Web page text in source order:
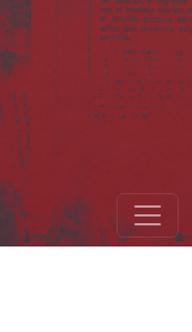
contenido principal